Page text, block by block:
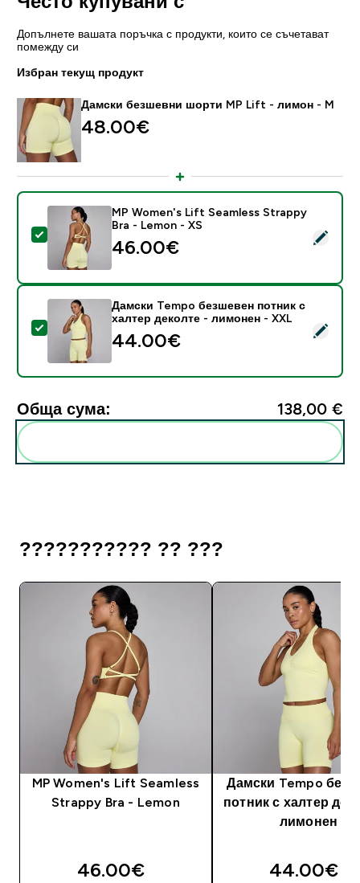
Допълнете вашата поръчка с продукти, които се съчетават
помежду си
Избран текущ продукт
Дамски безшевни шорти MP Lift - лимон - M
48.00€‎
Select this product - MP Women's Lift Seamless
MP Women's Lift Seamless Strappy
Bra - Lemon - XS
46.00€‎
Select this product - Дамски Tempo безшевен
Дамски Tempo безшевен потник с
халтер деколте - лимонен - XXL
44.00€‎
Обща сума: 138,00 €‎
??????????? ?? ???
MP Women's Lift Seamless
Strappy Bra - Lemon
46.00€‎
Дамски Tempo
потник с халтер
лимонен
44.00€‎